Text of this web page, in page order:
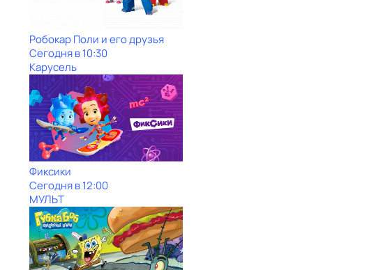
Робокар Поли и его друзья
Сегодня в 10:30
Карусель
Фиксики
Сегодня в 12:00
МУЛЬТ